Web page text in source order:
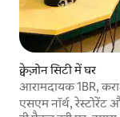
क्वेज़ोन सिटी में घर
आरामदायक 1BR,
ग्रास T4
एसएम नॉर्थ, रेस्टोरेंट